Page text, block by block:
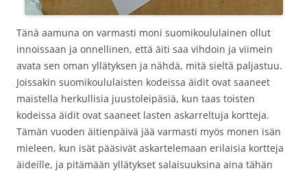
Tänä aamuna on varmasti moni suomikoululainen ollut
innoissaan ja onnellinen, että äiti saa vihdoin ja viimein
avata sen oman yllätyksen ja nähdä, mitä sieltä paljastuu.
Joissakin suomikoululaisten kodeissa äidit ovat saaneet
maistella herkullisia juustoleipäsiä, kun taas toisten
kodeissa äidit ovat saaneet lasten askarreltuja kortteja.
Tämän vuoden äitienpäivä jää varmasti myös monen isän
mieleen, kun isät pääsivät askartelemaan erilaisia kortteja
äideille, ja pitämään yllätykset salaisuuksina aina tähän